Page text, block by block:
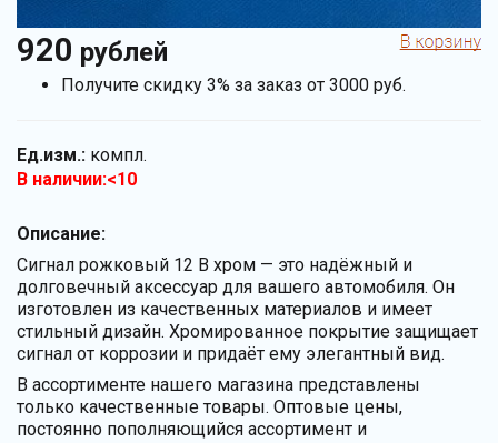
920 рублей
Получите скидку 3% за заказ от 3000 руб.
Ед.изм.: компл.
В наличии:<10
Описание:
Сигнал рожковый 12 В хром — это надёжный и
долговечный аксессуар для вашего автомобиля. Он
изготовлен из качественных материалов и имеет
стильный дизайн. Хромированное покрытие защищает
сигнал от коррозии и придаёт ему элегантный вид.
В ассортименте нашего магазина представлены
только качественные товары. Оптовые цены,
постоянно пополняющийся ассортимент и